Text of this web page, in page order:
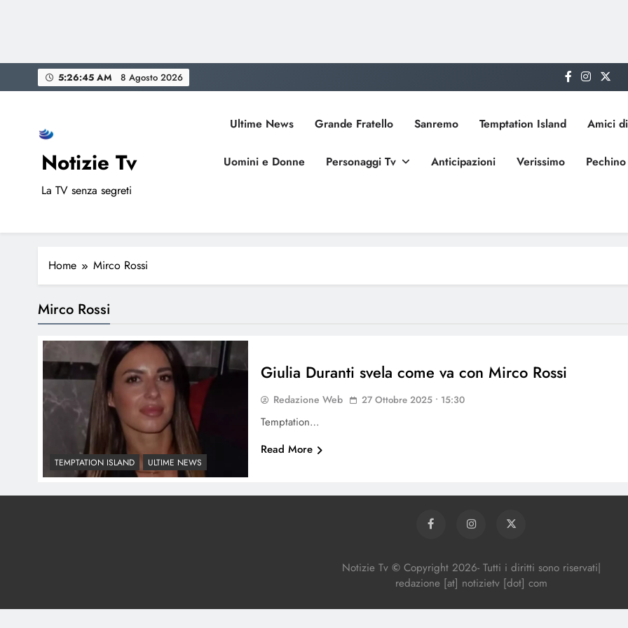
to
5:26:45 AM 8 Agosto 2026
Notizie Tv
La TV senza segreti
Ultime News Grande Fratello Sanremo Temptation Island Amici
Uomini e Donne Personaggi Tv Anticipazioni Verissimo
Home Mirco Rossi
Mirco Rossi
TEMPTATION ISLAND ULTIME NEWS
Giulia Duranti svela come va con Mirco Rossi
Redazione Web 27 Ottobre 2025 • 15:30
Temptation…
Read More
Notizie Tv ©Copyright2026- Tutti i diritti sono riservati|
redazione [at] notizietv [dot] com